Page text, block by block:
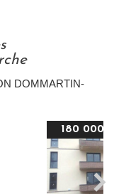
DOMMARTIN-